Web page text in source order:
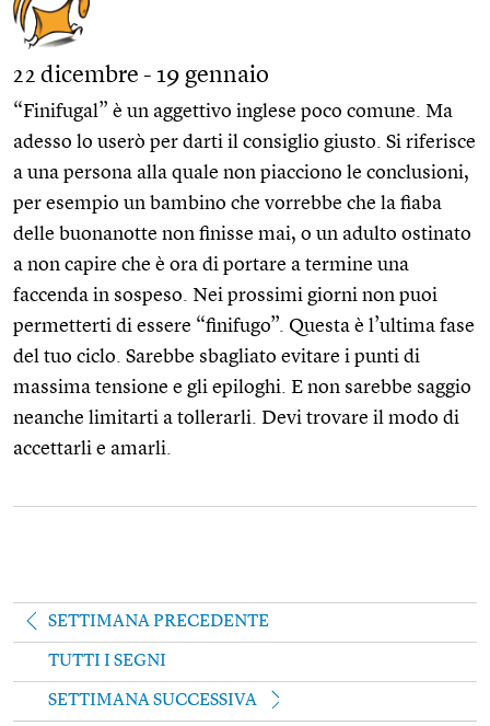
22 dicembre - 19 gennaio
“Finifugal” è un aggettivo inglese poco comune. Ma
adesso lo userò per darti il consiglio giusto. Si riferisce
a una persona alla quale non piacciono le conclusioni,
per esempio un bambino che vorrebbe che la fiaba
delle buonanotte non finisse mai, o un adulto ostinato
a non capire che è ora di portare a termine una
faccenda in sospeso. Nei prossimi giorni non puoi
permetterti di essere “finifugo”. Questa è l’ultima fase
del tuo ciclo. Sarebbe sbagliato evitare i punti di
massima tensione e gli epiloghi. E non sarebbe saggio
neanche limitarti a tollerarli. Devi trovare il modo di
accettarli e amarli.
SETTIMANA PRECEDENTE
TUTTI I SEGNI
SETTIMANA SUCCESSIVA